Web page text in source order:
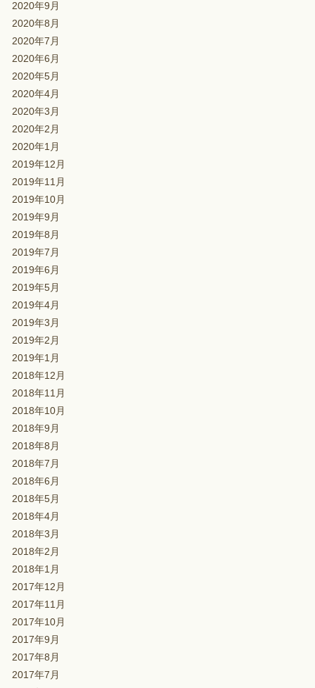
2020年9月
2020年8月
2020年7月
2020年6月
2020年5月
2020年4月
2020年3月
2020年2月
2020年1月
2019年12月
2019年11月
2019年10月
2019年9月
2019年8月
2019年7月
2019年6月
2019年5月
2019年4月
2019年3月
2019年2月
2019年1月
2018年12月
2018年11月
2018年10月
2018年9月
2018年8月
2018年7月
2018年6月
2018年5月
2018年4月
2018年3月
2018年2月
2018年1月
2017年12月
2017年11月
2017年10月
2017年9月
2017年8月
2017年7月